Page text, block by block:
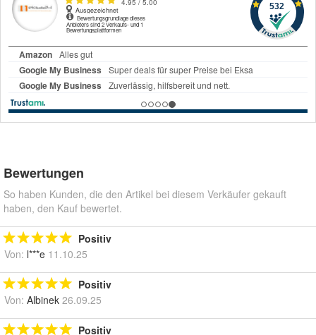
Bewertungen
So haben Kunden, die den Artikel bei diesem Verkäufer gekauft
haben, den Kauf bewertet.
Positiv
Von: l***e 11.10.25
Positiv
Von: Albinek 26.09.25
Positiv